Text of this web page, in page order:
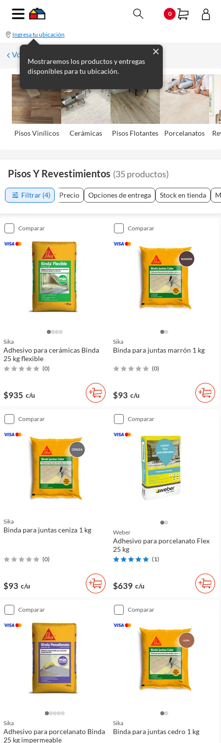
0
Ingresa tu ubicación
Mostraremos los productos y entregas
disponibles para tu ubicación.
Volver
Pisos Viní­licos Cerámicas Pisos Flotantes Porcelanatos
Pisos Y Revestimientos (35productos)
Filtrar (4) Precio Opciones de entrega Stock en tienda
comparar
Sika
Adhesivo para cerámicas Binda
25 kg flexible
(0)
$935 c/u
comparar
Sika
Binda para juntas marrón 1 kg
(0)
$93 c/u
comparar
Sika
Binda para juntas ceniza 1 kg
(0)
$93 c/u
comparar
Weber
Adhesivo para porcelanato Flex
25 kg
(1)
$639 c/u
comparar
Sika
Adhesivo para porcelanato Binda
25 kg impermeable
comparar
Sika
Binda para juntas cedro 1 kg